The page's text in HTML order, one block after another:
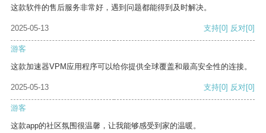
这款软件的售后服务非常好，遇到问题都能得到及时解决。
2025-05-13 支持[0] 反对[0]
游客
这款加速器VPM应用程序可以给你提供全球覆盖和最高安全性的连接。
2025-05-13 支持[0] 反对[0]
游客
这款app的社区氛围很温馨，让我能够感受到家的温暖。